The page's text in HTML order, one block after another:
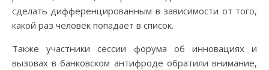
сделать дифференцированным в зависимости от того,
какой раз человек попадает в список.
Также участники сессии форума об инновациях и
вызовах в банковском антифроде обратили внимание,